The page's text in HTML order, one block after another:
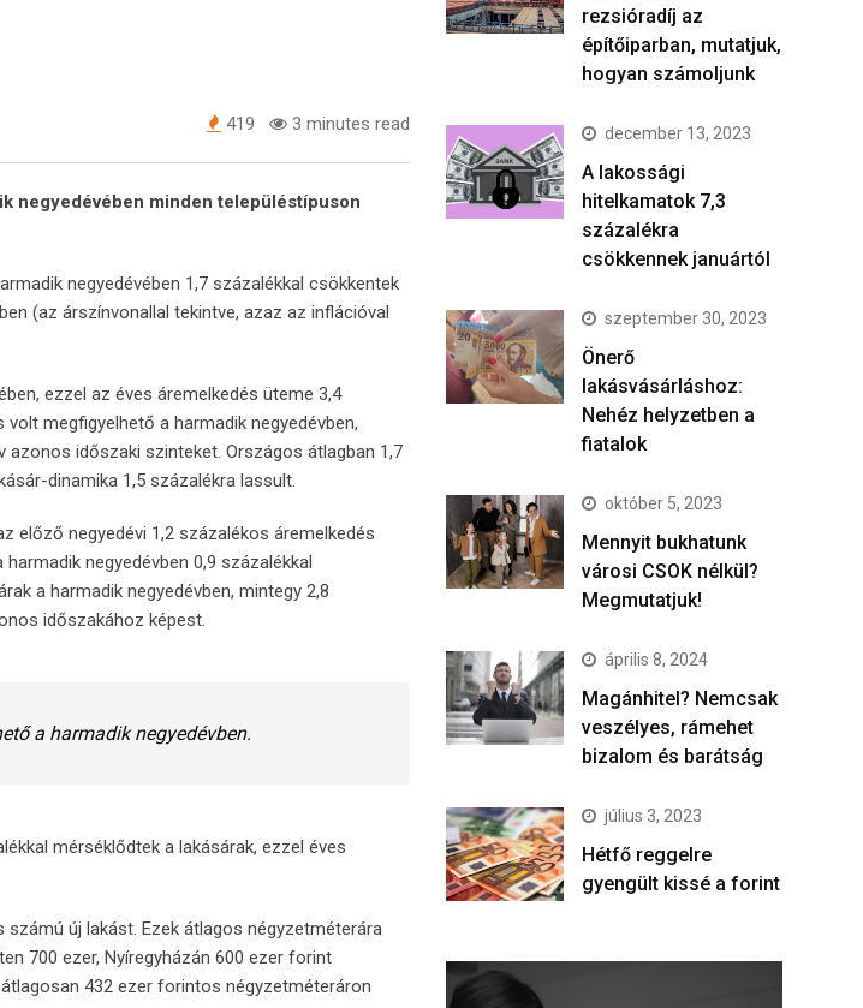
419 3 minutes read
negyedévében minden településtípuson
negyedévében 1,7 százalékkal csökkentek
(az árszínvonallal tekintve, azaz az inflációval
ezzel az éves áremelkedés üteme 3,4
megfigyelhető a harmadik negyedévben,
azonos időszaki szinteket. Országos átlagban 1,7
dinamika 1,5 százalékra lassult.
előző negyedévi 1,2 százalékos áremelkedés
negyedévben 0,9 százalékkal
a harmadik negyedévben, mintegy 2,8
időszakához képest.
a harmadik negyedévben.
mérséklődtek a lakásárak, ezzel éves
új lakást. Ezek átlagos négyzetméterára
700 ezer, Nyíregyházán 600 ezer forint
432 ezer forintos négyzetméteráron
rezsióradíj az
építőiparban, mutatjuk,
hogyan számoljunk
december 13, 2023
A lakossági
hitelkamatok 7,3
százalékra
csökkennek januártól
szeptember 30, 2023
Önerő
lakásvásárláshoz:
Nehéz helyzetben a
fiatalok
október 5, 2023
Mennyit bukhatunk
városi CSOK nélkül?
Megmutatjuk!
április 8, 2024
Magánhitel? Nemcsak
veszélyes, rámehet
bizalom és barátság
július 3, 2023
Hétfő reggelre
gyengült kissé a forint